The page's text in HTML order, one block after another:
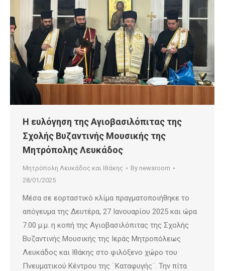
Η ευλόγηση της Αγιοβασιλόπιτας της
Σχολής Βυζαντινής Μουσικής της
Μητρόπολης Λευκάδος
Μητρόπολη Λευκάδος και Ιθάκης By newsroom
28/01/2025
Μέσα σε εορταστικό κλίμα πραγματοποιήθηκε το
απόγευμα της Δευτέρα, 27 Ιανουαρίου 2025 και ώρα
7.00 μ.μ. η κοπή της Αγιοβασιλόπιτας της Σχολής
Βυζαντινής Μουσικής της Ιεράς Μητροπόλεως
Λευκάδος και Ιθάκης στο φιλόξενο χώρο του
Πνευματικού Κέντρου της ¨Καταφυγής¨. Την πίτα